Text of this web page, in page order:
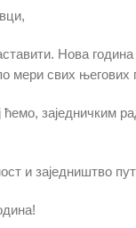
Нова
мери свих његових
заједничким
и заједништво